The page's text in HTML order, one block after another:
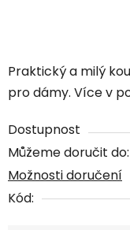
Praktický a milý
pro dámy. Více v
Dostupnost
Můžeme doručit do:
Možnosti doručení
Kód: